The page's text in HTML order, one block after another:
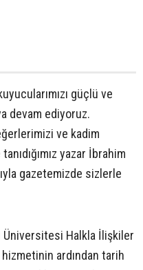
güçlü ve
devam ediyoruz.
ve kadim
yazar İbrahim
gazetemizde sizlerle
Üniversitesi Halkla İlişkiler
ardından tarih